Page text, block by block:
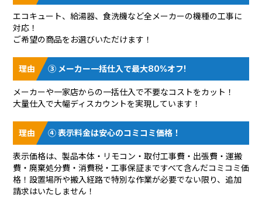
エコキュート、給湯器、食洗機など全メーカーの機種の工事に
対応！
ご希望の商品をお選びいただけます！
③ メーカー一括仕入で最大80%オフ!
メーカーや一家店からの一括仕入で不要なコストをカット！
大量仕入で大幅ディスカウントを実現しています！
④ 表示料金は安心のコミコミ価格！
表示価格は、製品本体・リモコン・取付工事費・出張費・運搬
費・廃棄処分費・消費税・工事保証まですべて含んだコミコミ価
格！設置場所や搬入経路で特別な作業が必要でない限り、追加
請求はいたしません！